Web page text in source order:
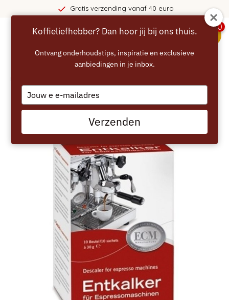
Gratis verzending vanaf 40 euro
0
Home
Koffieliefhebber? Dan hoor jij bij ons thuis.
Ontvang onderhoudstips, inspiratie en exclusieve
aanbiedingen in je inbox.
Type
your
email
Verzenden